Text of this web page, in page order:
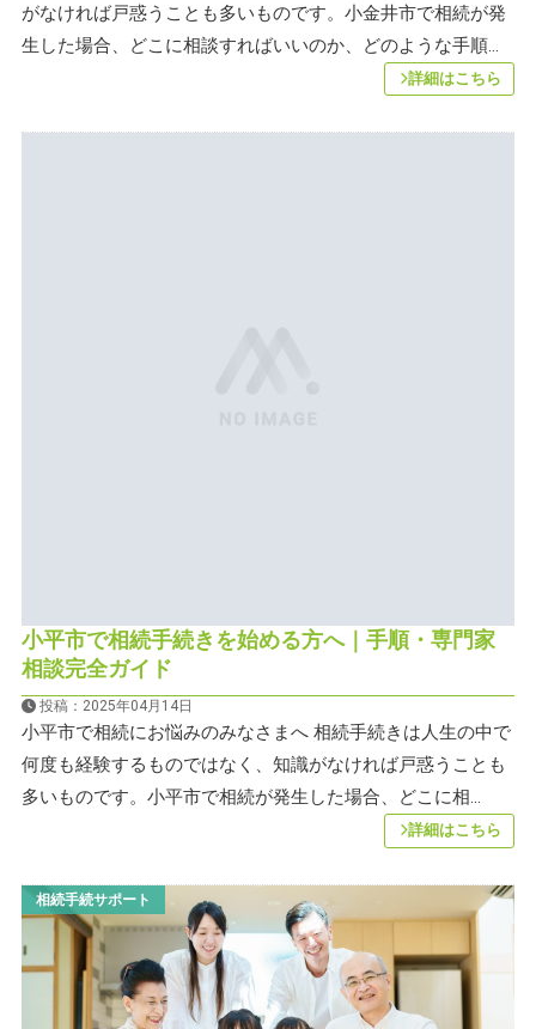
がなければ戸惑うことも多いものです。小金井市で相続が発
生した場合、どこに相談すればいいのか、どのような手順...
詳細はこちら
小平市で相続手続きを始める方へ｜手順・専門家
相談完全ガイド
投稿：2025年04月14日
小平市で相続にお悩みのみなさまへ 相続手続きは人生の中で
何度も経験するものではなく、知識がなければ戸惑うことも
多いものです。小平市で相続が発生した場合、どこに相...
詳細はこちら
相続手続サポート